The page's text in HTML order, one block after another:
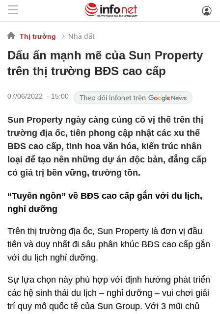
Thị trường Nhà đất
Dấu ấn mạnh mẽ của Sun Property
trên thị trường BĐS cao cấp
07/06/2022 - 15:00
Sun Property ngày càng củng cố vị thế trên thị
trường địa ốc, tiên phong cập nhật các xu thế
BĐS cao cấp, tinh hoa văn hóa, kiến trúc nhân
loại để tạo nên những dự án độc bản, đẳng cấp
có giá trị bền vững, trường tồn.
“Tuyên ngôn” về BĐS cao cấp gắn với du lịch,
nghỉ dưỡng
Trên thị trường địa ốc, Sun Property là đơn vị đầu
tiên và duy nhất đi sâu phân khúc BĐS cao cấp gắn
với du lịch nghỉ dưỡng.
Sự lựa chọn này phù hợp với định hướng phát triển
các hệ sinh thái du lịch – nghỉ dưỡng – vui chơi giải
trí quy mô quốc tế của Sun Group. Với 3 mũi chủ